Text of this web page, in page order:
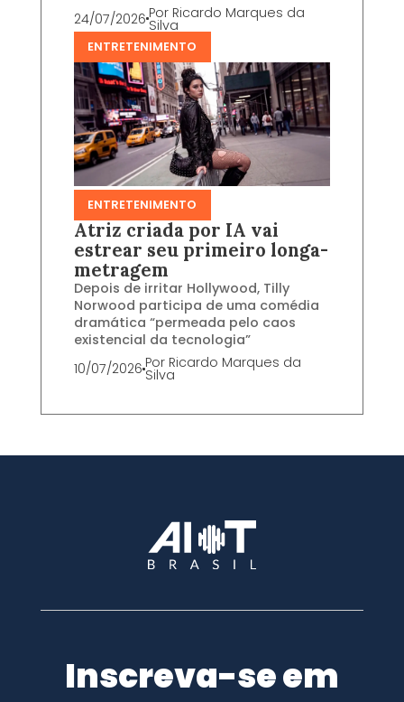
24/07/2026 Por Ricardo Marques da
Silva
ENTRETENIMENTO
ENTRETENIMENTO
Atriz criada por IA vai
estrear seu primeiro longa-
metragem
Depois de irritar Hollywood, Tilly
Norwood participa de uma comédia
dramática “permeada pelo caos
existencial da tecnologia”
10/07/2026 Por Ricardo Marques da
Silva
Inscreva-se em